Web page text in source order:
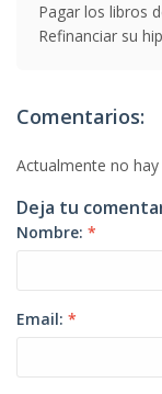
Pagar los libros
Refinanciar su
Comentarios:
Actualmente no
Deja tu
Nombre: *
Email: *